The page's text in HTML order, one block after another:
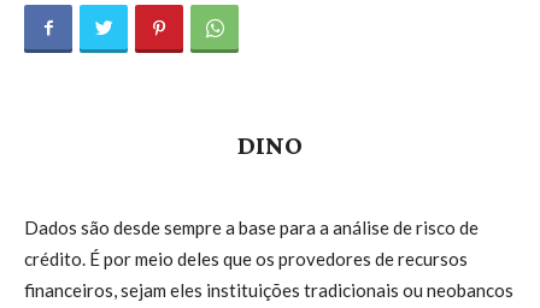
DINO
Dados são desde sempre a base para a análise de risco de
crédito. É por meio deles que os provedores de recursos
financeiros, sejam eles instituições tradicionais ou neobancos